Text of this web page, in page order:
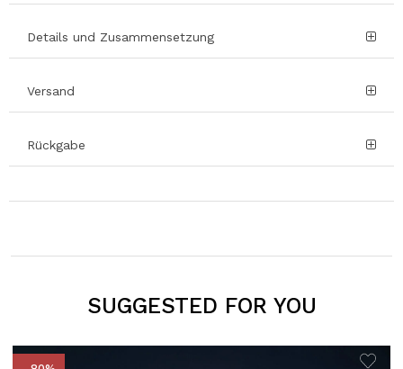
Details und Zusammensetzung
Versand
Rückgabe
SUGGESTED FOR YOU